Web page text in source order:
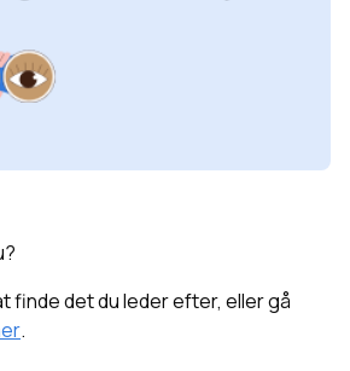
finde det du leder efter, eller gå
.